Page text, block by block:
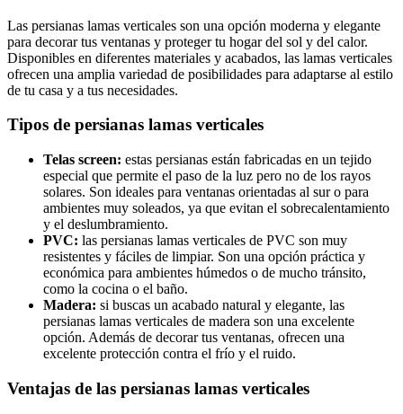
Las persianas lamas verticales son una opción moderna y elegante
para decorar tus ventanas y proteger tu hogar del sol y del calor.
Disponibles en diferentes materiales y acabados, las lamas verticales
ofrecen una amplia variedad de posibilidades para adaptarse al estilo
de tu casa y a tus necesidades.
Tipos de persianas lamas verticales
Telas screen: estas persianas están fabricadas en un tejido
especial que permite el paso de la luz pero no de los rayos
solares. Son ideales para ventanas orientadas al sur o para
ambientes muy soleados, ya que evitan el sobrecalentamiento
y el deslumbramiento.
PVC: las persianas lamas verticales de PVC son muy
resistentes y fáciles de limpiar. Son una opción práctica y
económica para ambientes húmedos o de mucho tránsito,
como la cocina o el baño.
Madera: si buscas un acabado natural y elegante, las
persianas lamas verticales de madera son una excelente
opción. Además de decorar tus ventanas, ofrecen una
excelente protección contra el frío y el ruido.
Ventajas de las persianas lamas verticales